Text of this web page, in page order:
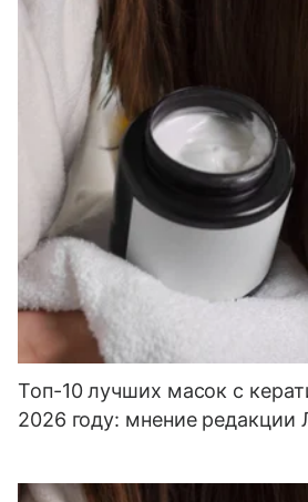
Топ-10 лучших масок с
2026 году: мнение редакции